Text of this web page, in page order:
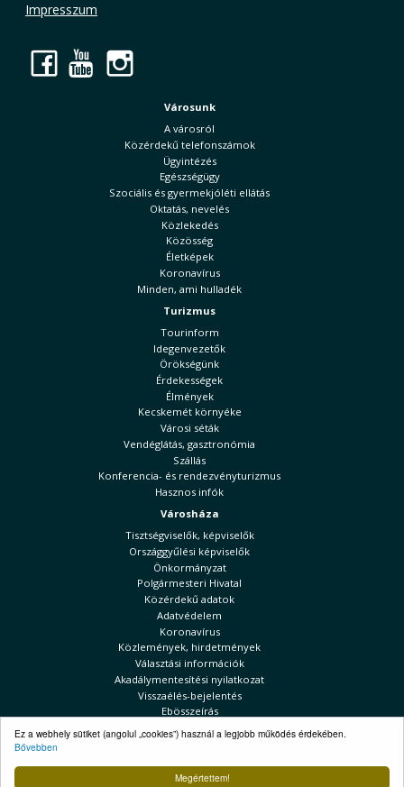
Megértettem!
Ez a webhely sütiket (angolul „cookies”) használ a legjobb működés érdekében.
Bővebben
Impresszum
Facebook
YouTube
Városunk
A városról
Közérdekű telefonszámok
Ügyintézés
Egészségügy
Szociális és gyermekjóléti ellátás
Oktatás, nevelés
Közlekedés
Közösség
Életképek
Koronavírus
Minden, ami hulladék
Turizmus
Tourinform
Idegenvezetők
Örökségünk
Érdekességek
Élmények
Kecskemét környéke
Városi séták
Vendéglátás, gasztronómia
Szállás
Konferencia- és rendezvényturizmus
Hasznos infók
Városháza
Tisztségviselők, képviselők
Országgyűlési képviselők
Önkormányzat
Polgármesteri Hivatal
Közérdekű adatok
Adatvédelem
Koronavírus
Közlemények, hirdetmények
Választási információk
Akadálymentesítési nyilatkozat
Visszaélés-bejelentés
Ebösszeírás
Kecskeméti Hírek